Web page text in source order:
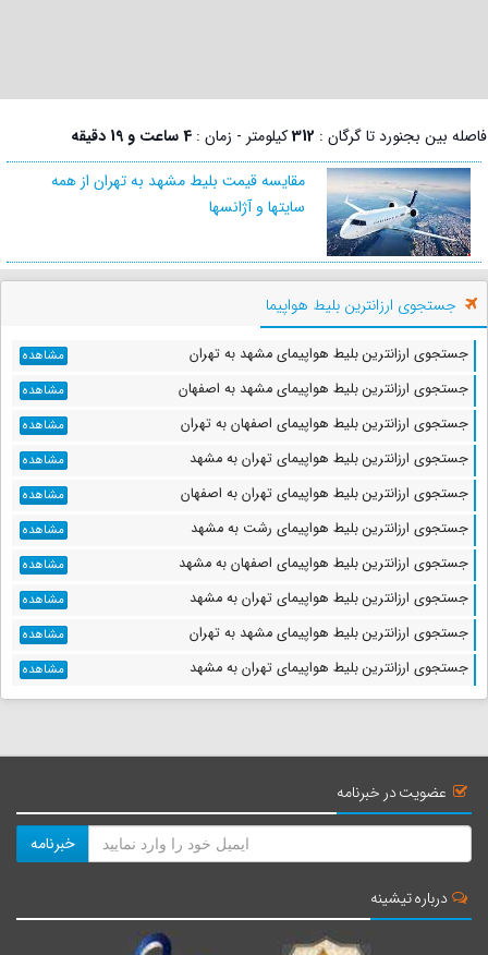
فاصله بین بجنورد تا گرگان : 312کیلومتر - زمان : 4 ساعت و 19 دقیقه
مقایسه قیمت بلیط مشهد به تهران از همه
سایتها و آژانسها
جستجوی ارزانترین بلیط هواپیما
جستجوی ارزانترین بلیط هواپیمای مشهد به تهران مشاهده
جستجوی ارزانترین بلیط هواپیمای مشهد به اصفهان مشاهده
جستجوی ارزانترین بلیط هواپیمای اصفهان به تهران مشاهده
جستجوی ارزانترین بلیط هواپیمای تهران به مشهد مشاهده
جستجوی ارزانترین بلیط هواپیمای تهران به اصفهان مشاهده
جستجوی ارزانترین بلیط هواپیمای رشت به مشهد مشاهده
جستجوی ارزانترین بلیط هواپیمای اصفهان به مشهد مشاهده
جستجوی ارزانترین بلیط هواپیمای تهران به مشهد مشاهده
جستجوی ارزانترین بلیط هواپیمای مشهد به تهران مشاهده
جستجوی ارزانترین بلیط هواپیمای تهران به مشهد مشاهده
عضویت در خبرنامه
خبرنامه
درباره تیشینه